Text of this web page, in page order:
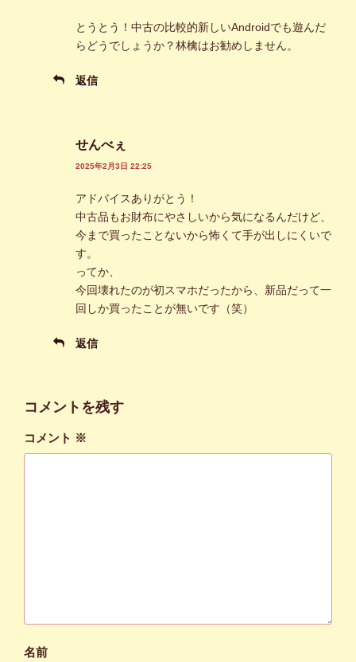
とうとう！中古の比較的新しいAndroidでも遊んだ
らどうでしょうか？林檎はお勧めしません。
返信
せんべぇ
2025年2月3日 22:25
アドバイスありがとう！
中古品もお財布にやさしいから気になるんだけど、
今まで買ったことないから怖くて手が出しにくいで
す。
ってか、
今回壊れたのが初スマホだったから、新品だって一
回しか買ったことが無いです（笑）
返信
コメントを残す
コメント ※
名前